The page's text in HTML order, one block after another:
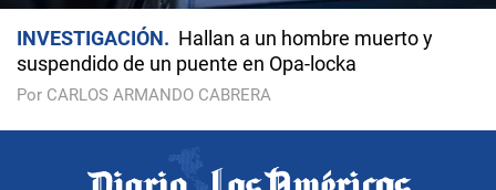
INVESTIGACIÓN
Hallan a un hombre muerto y
suspendido de un puente en Opa-locka
Por CARLOS ARMANDO CABRERA